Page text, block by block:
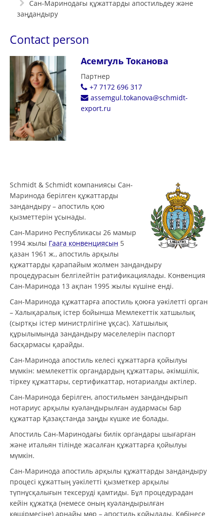
Сан-Маринодағы құжаттарды апостильдеу және
заңдандыру
Contact person
Асемгуль Токанова
Партнер
+7 7172 696 317
assemgul.tokanova@schmidt-
export.ru
Schmidt & Schmidt компаниясы Сан-
Маринода берілген құжаттарды
зандандыру – апостиль қою
қызметтерін ұсынады.
Сан-Марино Республикасы 26 мамыр
1994 жылы Гаага конвенциясын 5
қазан 1961 ж., апостиль арқылы
құжаттарды қарапайым жолмен зандандыру
процедурасын белгілейтін ратификациялады. Конвенция
Сан-Маринода 13 ақпан 1995 жылы күшіне енді.
Сан-Маринода құжаттарға апостиль қоюға уәкілетті орган
– Халықаралық істер бойынша Мемлекеттік хатшылық
(сыртқы істер министрлігіне ұқсас). Хатшылық
құрылымында зандандыру мәселелерін паспорт
басқармасы қарайды.
Сан-Маринода апостиль келесі құжаттарға қойылуы
мүмкін: мемлекеттік органдардың құжаттары, әкімшілік,
тіркеу құжаттары, сертификаттар, нотариалды актілер.
Сан-Маринода берілген, апостильмен зандандырып
нотариус арқылы куәландырылған аудармасы бар
құжаттар Қазақстанда заңды күшке ие болады.
Апостиль Сан-Маринодағы билік органдары шығарған
және итальян тілінде жасалған құжаттарға қойылуы
мүмкін.
Сан-Маринода апостиль арқылы құжаттарды зандандыру
процесі құжаттың уәкілетті қызметкер арқылы
түпнұсқалығын тексеруді қамтиды. Бұл процедурадан
кейін құжатқа (немесе оның куәландырылған
көшірмесіне) арнайы мөр – апостиль қойылады. Көбінесе